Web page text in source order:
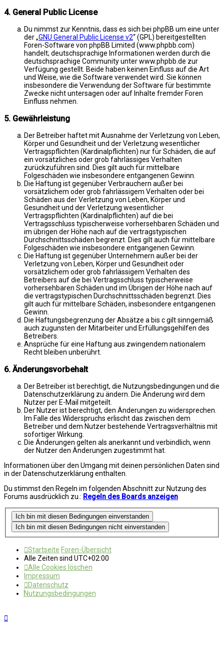
4. General Public License
Du nimmst zur Kenntnis, dass es sich bei phpBB um eine unter
der „GNU General Public License v2“ (GPL) bereitgestellten
Foren-Software von phpBB Limited (www.phpbb.com)
handelt; deutschsprachige Informationen werden durch die
deutschsprachige Community unter www.phpbb.de zur
Verfügung gestellt. Beide haben keinen Einfluss auf die Art
und Weise, wie die Software verwendet wird. Sie können
insbesondere die Verwendung der Software für bestimmte
Zwecke nicht untersagen oder auf Inhalte fremder Foren
Einfluss nehmen.
5. Gewährleistung
Der Betreiber haftet mit Ausnahme der Verletzung von Leben,
Körper und Gesundheit und der Verletzung wesentlicher
Vertragspflichten (Kardinalpflichten) nur für Schäden, die auf
ein vorsätzliches oder grob fahrlässiges Verhalten
zurückzuführen sind. Dies gilt auch für mittelbare
Folgeschäden wie insbesondere entgangenen Gewinn.
Die Haftung ist gegenüber Verbrauchern außer bei
vorsätzlichem oder grob fahrlässigem Verhalten oder bei
Schäden aus der Verletzung von Leben, Körper und
Gesundheit und der Verletzung wesentlicher
Vertragspflichten (Kardinalpflichten) auf die bei
Vertragsschluss typischerweise vorhersehbaren Schäden und
im übrigen der Höhe nach auf die vertragstypischen
Durchschnittsschäden begrenzt. Dies gilt auch für mittelbare
Folgeschäden wie insbesondere entgangenen Gewinn.
Die Haftung ist gegenüber Unternehmern außer bei der
Verletzung von Leben, Körper und Gesundheit oder
vorsätzlichem oder grob fahrlässigem Verhalten des
Betreibers auf die bei Vertragsschluss typischerweise
vorhersehbaren Schäden und im Übrigen der Höhe nach auf
die vertragstypischen Durchschnittsschäden begrenzt. Dies
gilt auch für mittelbare Schäden, insbesondere entgangenen
Gewinn.
Die Haftungsbegrenzung der Absätze a bis c gilt sinngemäß
auch zugunsten der Mitarbeiter und Erfüllungsgehilfen des
Betreibers.
Ansprüche für eine Haftung aus zwingendem nationalem
Recht bleiben unberührt.
6. Änderungsvorbehalt
Der Betreiber ist berechtigt, die Nutzungsbedingungen und die
Datenschutzerklärung zu ändern. Die Änderung wird dem
Nutzer per E-Mail mitgeteilt.
Der Nutzer ist berechtigt, den Änderungen zu widersprechen.
Im Falle des Widerspruchs erlischt das zwischen dem
Betreiber und dem Nutzer bestehende Vertragsverhältnis mit
sofortiger Wirkung.
Die Änderungen gelten als anerkannt und verbindlich, wenn
der Nutzer den Änderungen zugestimmt hat.
Informationen über den Umgang mit deinen persönlichen Daten sind
in der Datenschutzerklärung enthalten.
Du stimmst den Regeln im folgenden Abschnitt zur Nutzung des
Forums ausdrücklich zu.: Regeln des Boards anzeigen
Startseite Foren-Übersicht
Alle Zeiten sind UTC+02:00
Alle Cookies löschen
Impressum
Datenschutz
Nutzungsbedingungen